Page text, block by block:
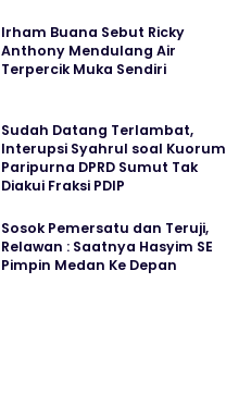
Irham Buana Sebut Ricky
Anthony Mendulang Air
Terpercik Muka Sendiri
Sudah Datang Terlambat,
Interupsi Syahrul soal Kuorum
Paripurna DPRD Sumut Tak
Diakui Fraksi PDIP
Sosok Pemersatu dan Teruji,
Relawan : Saatnya Hasyim SE
Pimpin Medan Ke Depan